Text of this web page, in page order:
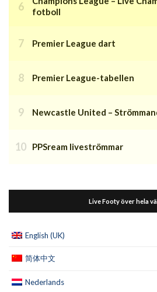
fotboll
Premier League dart
Premier League-tabellen
Newcastle United –
PPSream liveströmmar
Live Footy över hela
English (UK)
简体中文
Nederlands